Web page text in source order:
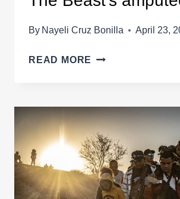
By Nayeli Cruz Bonilla April 23,
READ MORE THE